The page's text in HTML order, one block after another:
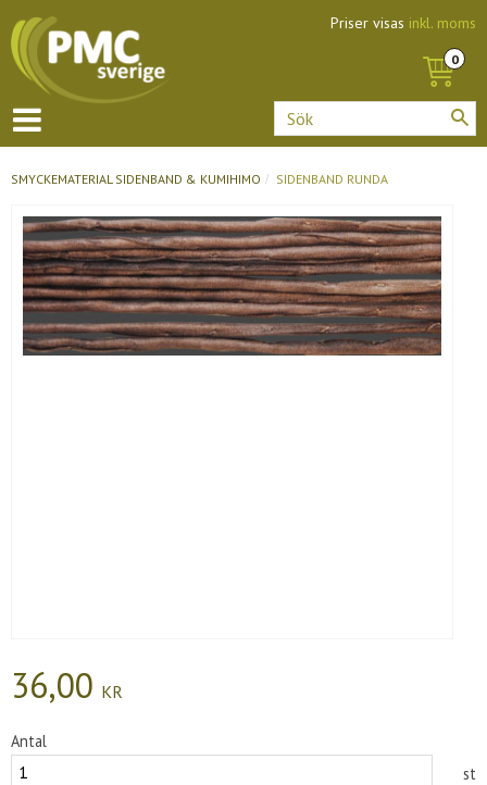
Priser visas inkl. moms
SMYCKEMATERIAL SIDENBAND & KUMIHIMO SIDENBAND RUNDA
36,00 KR
Antal
st